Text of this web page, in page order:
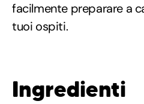
facilmente preparare a
tuoi ospiti.
Ingredienti